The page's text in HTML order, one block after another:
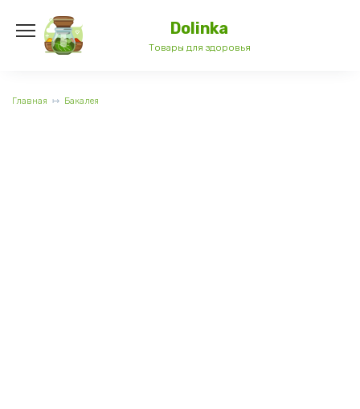
содержанию
Dolinka
Товары для здоровья
Главная Бакалея